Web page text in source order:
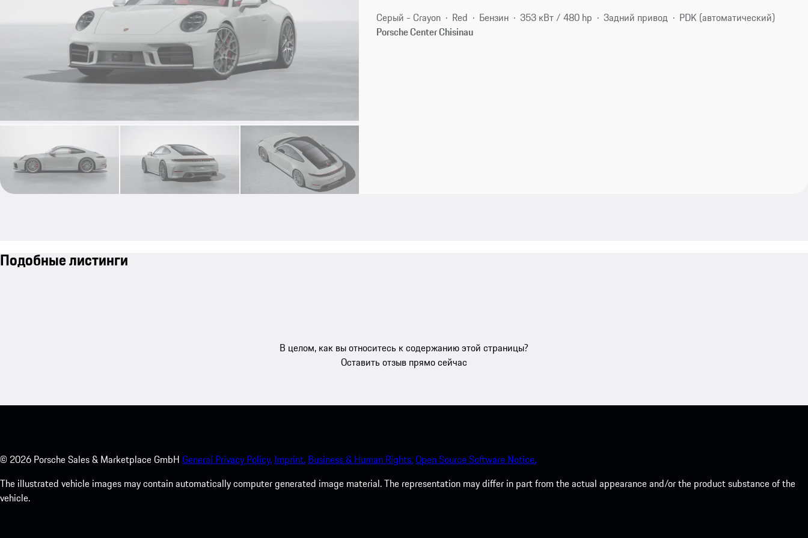
Серый - Crayon Red Бензин 353 кВт / 480 hp Задний привод
PDK (автоматический)
Porsche Center Chisinau
Подобные листинги
В целом, как вы относитесь к содержанию этой страницы?
Оставить отзыв прямо сейчас
© 2026 Porsche Sales & Marketplace GmbH General Privacy Policy. Imprint. Business & Human Rights.Open Source Software Notice.
The illustrated vehicle images may contain automatically computer generated image material. The representation may differ in part from the actual appearance and/or the product substance of the
vehicle.